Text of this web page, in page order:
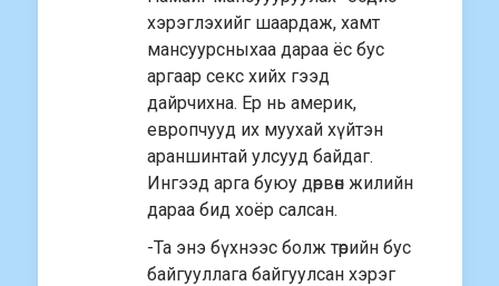
хэрэглэхийг шаардаж, хамт
мансуурсныхаа дараа ёс бус
аргаар секс хийх гээд
дайрчихна. Ер нь америк,
европчууд их муухай хүйтэн
араншинтай улсууд байдаг.
Ингээд арга буюу дөрвөн жилийн
дараа бид хоёр салсан.
-Та энэ бүхнээс болж төрийн бус
байгууллага байгуулсан хэрэг